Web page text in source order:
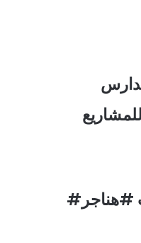
#مظلات السيارات #مظلات مسابح #مظلات مدارس #مظلات الساحات #هناجر